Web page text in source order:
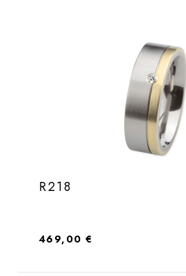
R218
Regulärer Preis:
469,00 €